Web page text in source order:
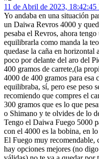
11 de Abril de 2023, 18:42:45
Yo andaba en una situación
un Daiwa Revros 4000 y
pesaba el Revros, ahora
equilibrarla como manda la
quedase la caña en horizontal
poco por delante del aro del
400 gramos de carrete,(la
4000 de 400 gramos para esa
equilibraba, sí, pero ese peso
recomiendo que compres el
300 gramos que es lo que
o Shimano y te olvides de lo
Tengo el Daiwa Fuego 5000
con el 4000 es la bobina, en
El Fuego muy recomendable,
hay opciones mejores (no